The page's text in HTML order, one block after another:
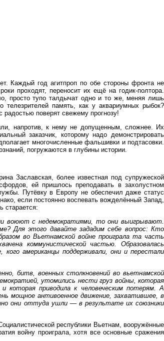
Каждый год агитпроп по обе стороны фронта не
проходят, переносит их ещё на годик-полтора.
просто тупо талдычат одно и то же, меняя лишь
память, как у аквариумных рыбок?
поверят свежему прогнозу!
напротив, к нему не допущенным, сложнее. Их
заказчик, которому надо демонстрировать
многочисленные фальшивки и подтасовки.
погружаются в глубины истории.
Заславская, более известная под супружеской
ей пришлось преподавать в захолустном
Путёвку в Европу не обеспечил даже статус
если постоянно воспевать вожделённый Запад,
старается:
воюют с недемократиями, то они выигрывают.
Для этого давайте зададим себе вопрос: Кто
во Вьетнамской войне проиграла та часть
коммунистической частью. Образовалась
американцы поддерживали, они и перестали
битв, военных столкновений во вьетнамской
утомились нести груз войны, которая
которая приводила к человеческим потерям. А
мощное антивоенное движение, захватившее, в
они оттуда ушли — в результате их союзники
республики Вьетнам, вооружённые
войну проиграла, хотя все основные сражения